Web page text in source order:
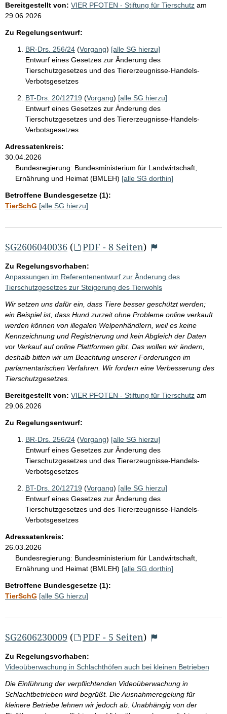
Bereitgestellt von: VIER PFOTEN - Stiftung für Tierschutz am
29.06.2026
Zu Regelungsentwurf:
BR-Drs. 256/24 (Vorgang) [alle SG hierzu]
Entwurf eines Gesetzes zur Änderung des
Tierschutzgesetzes und des Tiererzeugnisse-Handels-
Verbotsgesetzes
BT-Drs. 20/12719 (Vorgang) [alle SG hierzu]
Entwurf eines Gesetzes zur Änderung des
Tierschutzgesetzes und des Tiererzeugnisse-Handels-
Verbotsgesetzes
Adressatenkreis:
30.04.2026
Bundesregierung: Bundesministerium für Landwirtschaft,
Ernährung und Heimat (BMLEH) [alle SG dorthin]
Betroffene Bundesgesetze (1):
TierSchG [alle SG hierzu]
SG2606040036 ( PDF - 8 Seiten)
Zu Regelungsvorhaben:
Anpassungen im Referentenentwurf zur Änderung des
Tierschutzgesetzes zur Steigerung des Tierwohls
Wir setzen uns dafür ein, dass Tiere besser geschützt werden;
ein Beispiel ist, dass Hund zurzeit ohne Probleme online verkauft
werden können von illegalen Welpenhändlern, weil es keine
Kennzeichnung und Registrierung und kein Abgleich der Daten
vor Verkauf auf online Plattformen gibt. Das wollen wir ändern,
deshalb bitten wir um Beachtung unserer Forderungen im
parlamentarischen Verfahren. Wir fordern eine Verbesserung des
Tierschutzgesetzes.
Bereitgestellt von: VIER PFOTEN - Stiftung für Tierschutz am
29.06.2026
Zu Regelungsentwurf:
BR-Drs. 256/24 (Vorgang) [alle SG hierzu]
Entwurf eines Gesetzes zur Änderung des
Tierschutzgesetzes und des Tiererzeugnisse-Handels-
Verbotsgesetzes
BT-Drs. 20/12719 (Vorgang) [alle SG hierzu]
Entwurf eines Gesetzes zur Änderung des
Tierschutzgesetzes und des Tiererzeugnisse-Handels-
Verbotsgesetzes
Adressatenkreis:
26.03.2026
Bundesregierung: Bundesministerium für Landwirtschaft,
Ernährung und Heimat (BMLEH) [alle SG dorthin]
Betroffene Bundesgesetze (1):
TierSchG [alle SG hierzu]
SG2606230009 ( PDF - 5 Seiten)
Zu Regelungsvorhaben:
Videoüberwachung in Schlachthöfen auch bei kleinen Betrieben
Die Einführung der verpflichtenden Videoüberwachung in
Schlachtbetrieben wird begrüßt. Die Ausnahmeregelung für
kleinere Betriebe lehnen wir jedoch ab. Unabhängig von der